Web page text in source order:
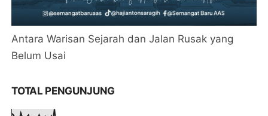
Antara Warisan Sejarah dan Jalan Rusak yang
Belum Usai
TOTAL PENGUNJUNG